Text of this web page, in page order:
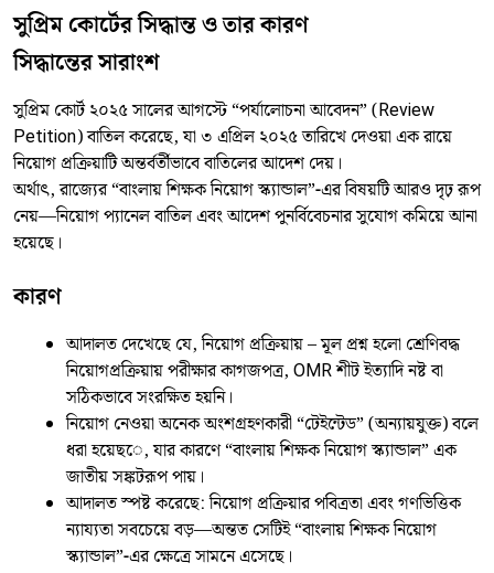
সুপ্রিম কোর্টের সিদ্ধান্ত ও তার কারণ
সিদ্ধান্তের সারাংশ
সুপ্রিম কোর্ট ২০২৫ সালের আগস্টে “পর্যালোচনা আবেদন” (Review
Petition) বাতিল করেছে, যা ৩ এপ্রিল ২০২৫ তারিখে দেওয়া এক রায়ে
নিয়োগ প্রক্রিয়াটি অন্তর্বর্তীভাবে বাতিলের আদেশ দেয়।
অর্থাৎ, রাজ্যের “বাংলায় শিক্ষক নিয়োগ স্ক্যান্ডাল”-এর বিষয়টি আরও দৃঢ় রূপ
নেয়—নিয়োগ প্যানেল বাতিল এবং আদেশ পুনর্বিবেচনার সুযোগ কমিয়ে আনা
হয়েছে।
কারণ
আদালত দেখেছে যে, নিয়োগ প্রক্রিয়ায় – মূল প্রশ্ন হলো শ্রেণিবদ্ধ
নিয়োগপ্রক্রিয়ায় পরীক্ষার কাগজপত্র, OMR শীট ইত্যাদি নষ্ট বা
সঠিকভাবে সংরক্ষিত হয়নি।
নিয়োগ নেওয়া অনেক অংশগ্রহণকারী “টেইন্টেড” (অন্যায়যুক্ত) বলে
ধরা হয়েছ­ে, যার কারণে “বাংলায় শিক্ষক নিয়োগ স্ক্যান্ডাল” এক
জাতীয় সঙ্কটরূপ পায়।
আদালত স্পষ্ট করেছে: নিয়োগ প্রক্রিয়ার পবিত্রতা এবং গণভিত্তিক
ন্যায্যতা সবচেয়ে বড়—অন্তত সেটিই “বাংলায় শিক্ষক নিয়োগ
স্ক্যান্ডাল”-এর ক্ষেত্রে সামনে এসেছে।